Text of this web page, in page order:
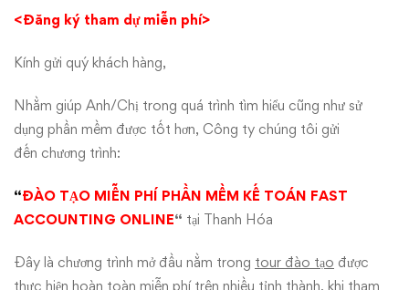
toán
máy
trên
phần
mềm
kế
toán
<Đăng ký tham dự miễn phí>
Kính gửi quý khách hàng,
Nhằm giúp Anh/Chị trong quá trình tìm hiểu cũng như sử
dụng phần mềm được tốt hơn, Công ty chúng tôi gửi
đến chương trình:
“ĐÀO TẠO MIỄN PHÍ PHẦN MỀM KẾ TOÁN FAST
ACCOUNTING ONLINE“ tại Thanh Hóa
Đây là chương trình mở đầu nằm trong tour đào tạo được
thực hiện hoàn toàn miễn phí trên nhiều tỉnh thành, khi tham